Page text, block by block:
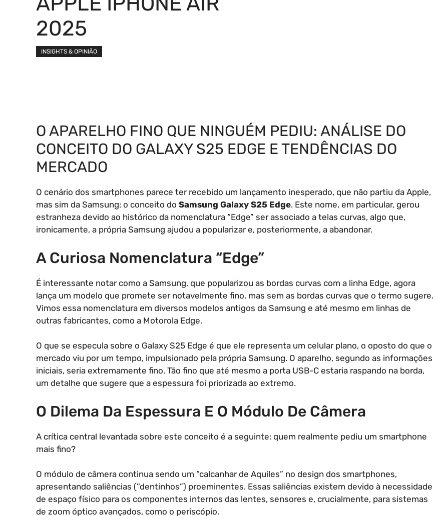
2025
INSIGHTS & OPINIÃO
O APARELHO FINO QUE NINGUÉM PEDIU: ANÁLISE DO
CONCEITO DO GALAXY S25 EDGE E TENDÊNCIAS DO
MERCADO
O cenário dos smartphones parece ter recebido um lançamento inesperado, que não partiu da Apple,
mas sim da Samsung: o conceito do Samsung Galaxy S25 Edge. Este nome, em particular, gerou
estranheza devido ao histórico da nomenclatura “Edge” ser associado a telas curvas, algo que,
ironicamente, a própria Samsung ajudou a popularizar e, posteriormente, a abandonar.
A Curiosa Nomenclatura “Edge”
É interessante notar como a Samsung, que popularizou as bordas curvas com a linha Edge, agora
lança um modelo que promete ser notavelmente fino, mas sem as bordas curvas que o termo sugere.
Vimos essa nomenclatura em diversos modelos antigos da Samsung e até mesmo em linhas de
outras fabricantes, como a Motorola Edge.
O que se especula sobre o Galaxy S25 Edge é que ele representa um celular plano, o oposto do que o
mercado viu por um tempo, impulsionado pela própria Samsung. O aparelho, segundo as informações
iniciais, seria extremamente fino. Tão fino que até mesmo a porta USB-C estaria raspando na borda,
um detalhe que sugere que a espessura foi priorizada ao extremo.
O Dilema Da Espessura E O Módulo De Câmera
A crítica central levantada sobre este conceito é a seguinte: quem realmente pediu um smartphone
mais fino?
O módulo de câmera continua sendo um “calcanhar de Aquiles” no design dos smartphones,
apresentando saliências (“dentinhos”) proeminentes. Essas saliências existem devido à necessidade
de espaço físico para os componentes internos das lentes, sensores e, crucialmente, para sistemas
de zoom óptico avançados, como o periscópio.